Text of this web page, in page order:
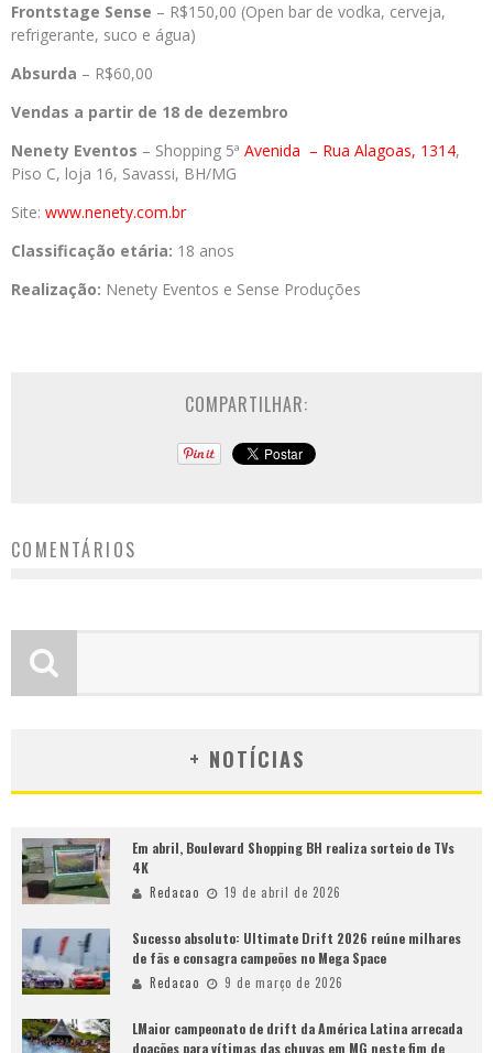
Frontstage Sense – R$150,00 (Open bar de vodka, cerveja,
refrigerante, suco e água)
Absurda – R$60,00
Vendas a partir de 18 de dezembro
Nenety Eventos – Shopping 5ª Avenida – Rua Alagoas, 1314,
Piso C, loja 16, Savassi, BH/MG
Site: www.nenety.com.br
Classificação etária: 18 anos
Realização: Nenety Eventos e Sense Produções
COMPARTILHAR:
COMENTÁRIOS
+ NOTÍCIAS
Em abril, Boulevard Shopping BH realiza sorteio de TVs
4K
Redacao 19 de abril de 2026
Sucesso absoluto: Ultimate Drift 2026 reúne milhares
de fãs e consagra campeões no Mega Space
Redacao 9 de março de 2026
LMaior campeonato de drift da América Latina arrecada
doações para vítimas das chuvas em MG neste fim de